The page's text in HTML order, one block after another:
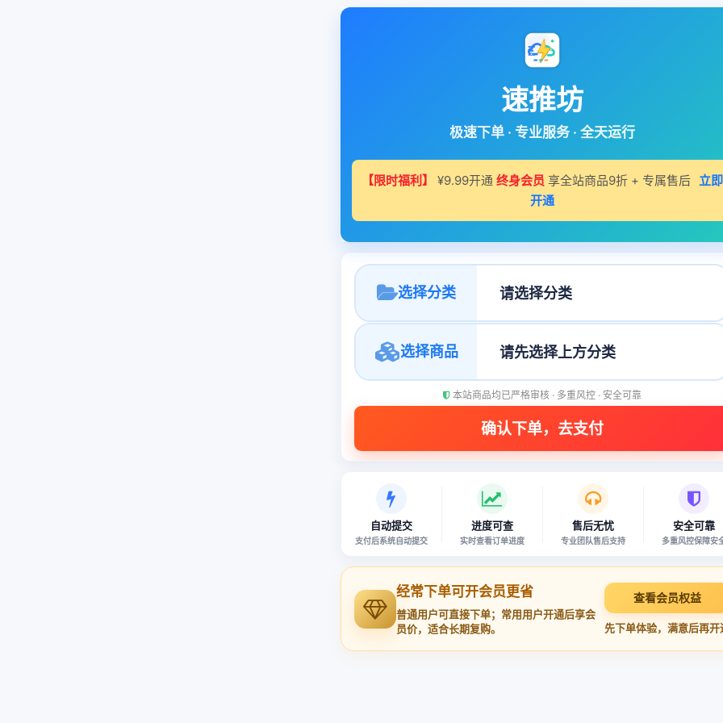
速推坊
极速下单 · 专业服务 · 全天运行
【限时福利】 ¥9.99开通 终身会员 享全站商品9折 + 专属售后 立即
开通
选择分类
选择商品
本站商品均已严格审核 · 多重风控 · 安全可靠
自动提交
支付后系统自动提交
进度可查
实时查看订单进度
售后无忧
专业团队售后支持
安全可靠
多重风控保障安
经常下单可开会员更省
普通用户可直接下单；常用用户开通后享会
员价，适合长期复购。
查看会员权益
先下单体验，满意后再开